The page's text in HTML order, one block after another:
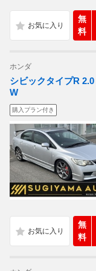
無
料
ホンダ
シビックタイプR
W
購入プラン付き
無
料